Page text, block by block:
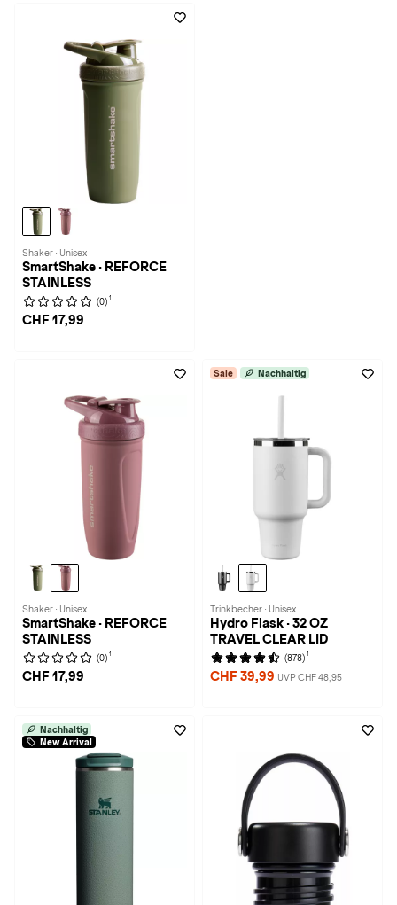
Shaker · Unisex
SmartShake · REFORCE
STAINLESS
(0) 1
CHF 17,99
Shaker · Unisex
SmartShake · REFORCE
STAINLESS
(0) 1
CHF 17,99
Sale Nachhaltig
Trinkbecher · Unisex
Hydro Flask · 32 OZ
TRAVEL CLEAR LID
(878) 1
CHF 39,99 UVP CHF 48,95
Nachhaltig
New Arrival